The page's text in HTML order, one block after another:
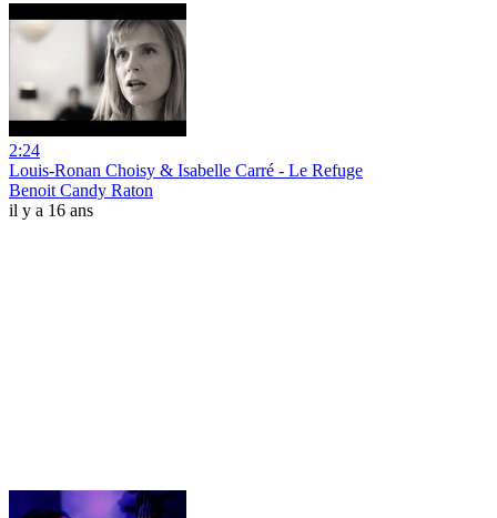
2:24
Louis-Ronan Choisy & Isabelle Carré - Le Refuge
Benoit Candy Raton
il y a 16 ans